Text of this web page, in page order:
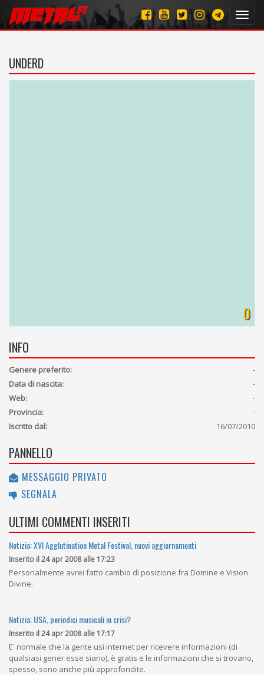
UNDERD
0
INFO
Genere preferito:
-
Data di nascita:
-
Web:
-
Provincia:
-
Iscritto dal:
16/07/2010
PANNELLO
MESSAGGIO PRIVATO
SEGNALA
ULTIMI COMMENTI INSERITI
Notizia: XVI Agglutination Metal Festival, nuovi aggiornamenti
Inserito il 24 apr 2008 alle 17:23
Personalmente avrei fatto cambio di posizione fra Domine e Vision
Divine.
Notizia: USA, periodici musicali in crisi?
Inserito il 24 apr 2008 alle 17:17
E' normale che la gente usi internet per ricevere informazioni (di
qualsiasi gener esse siano), è gratis e le informazioni che si trovano,
spesso, sono anche più approfondite.